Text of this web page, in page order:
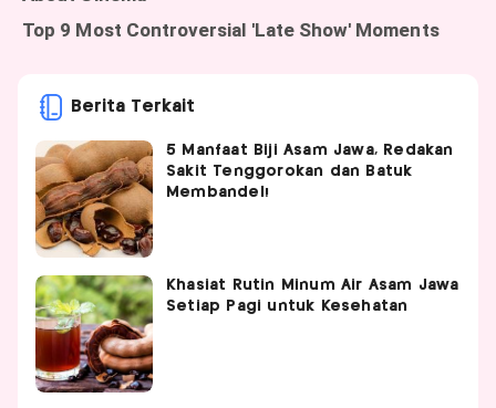
Berita Terkait
5 Manfaat Biji Asam Jawa, Redakan
Sakit Tenggorokan dan Batuk
Membandel!
Khasiat Rutin Minum Air Asam Jawa
Setiap Pagi untuk Kesehatan